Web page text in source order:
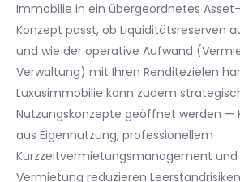
Immobilie in ein übergeordnetes
Konzept passt, ob Liquiditätsreserven
und wie der operative Aufwand
Verwaltung) mit Ihren Renditezielen
Luxusimmobilie kann zudem
Nutzungskonzepte geöffnet werden —
aus Eigennutzung, professionellem
Kurzzeitvermietungsmanagement
Vermietung reduzieren